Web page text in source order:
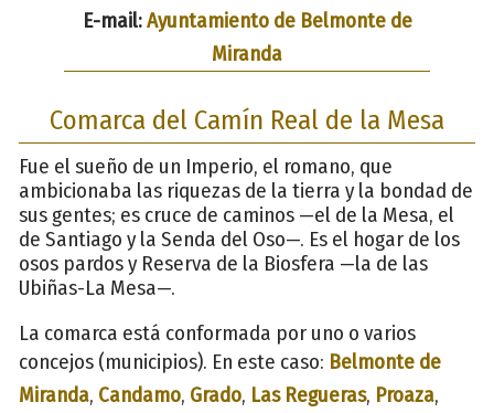
E-mail:Ayuntamiento de Belmonte de
Miranda
Comarca del Camín Real de la Mesa
Fue el sueño de un Imperio, el romano, que
ambicionaba las riquezas de la tierra y la bondad de
sus gentes; es cruce de caminos —el de la Mesa, el
de Santiago y la Senda del Oso—. Es el hogar de los
osos pardos y Reserva de la Biosfera —la de las
Ubiñas-La Mesa—.
La comarca está conformada por uno o varios
concejos (municipios). En este caso: Belmonte de
Miranda, Candamo, Grado, Las Regueras, Proaza,